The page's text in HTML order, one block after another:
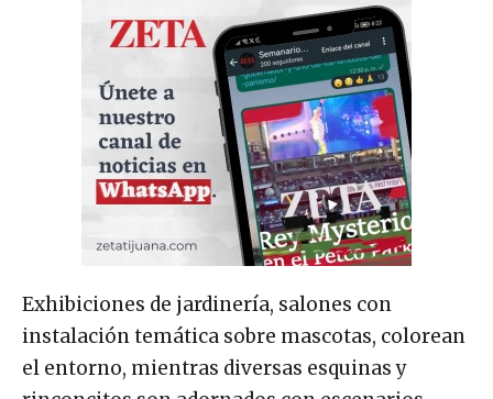
Exhibiciones de jardinería, salones con
instalación temática sobre mascotas, colorean
el entorno, mientras diversas esquinas y